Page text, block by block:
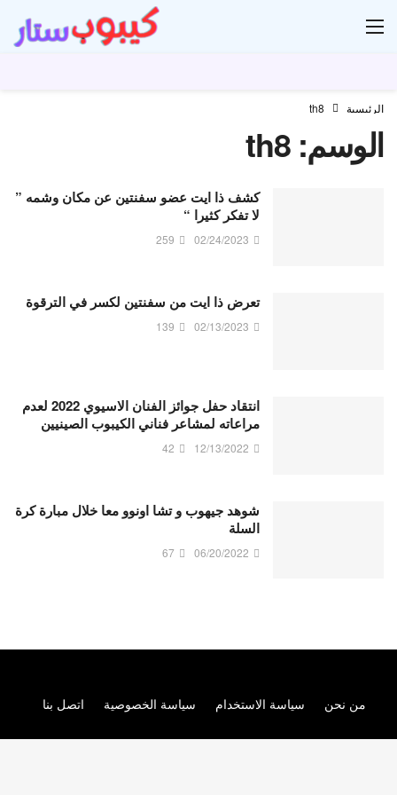
الرئيسية th8
الوسم:th8
كشف ذا ايت عضو سفنتين عن مكان وشمه ”
لا تفكر كثيرا “
02/24/2023
259
تعرض ذا ايت من سفنتين لكسر في الترقوة
02/13/2023
139
انتقاد حفل جوائز الفنان الاسيوي 2022 لعدم
مراعاته لمشاعر فناني الكيبوب الصينيين
12/13/2022
42
شوهد جيهوب و تشا اونوو معا خلال مبارة كرة
السلة
06/20/2022
67
من نحن سياسة الاستخدام سياسة الخصوصية اتصل بنا